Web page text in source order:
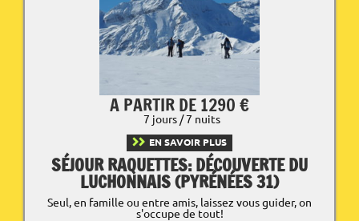
A PARTIR DE 1290 €
7 jours / 7 nuits
EN SAVOIR PLUS
SÉJOUR RAQUETTES: DÉCOUVERTE DU
LUCHONNAIS (PYRÉNÉES 31)
Seul, en famille ou entre amis, laissez vous guider, on
s'occupe de tout!